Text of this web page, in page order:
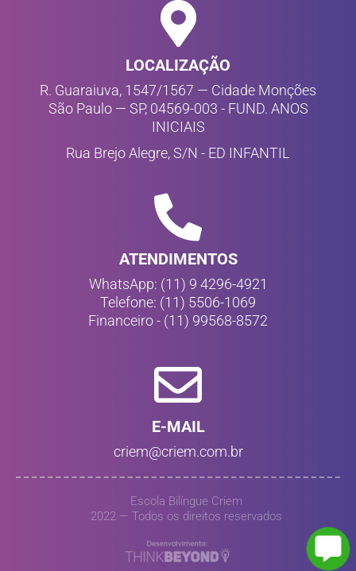
LOCALIZAÇÃO
R. Guaraiuva, 1547/1567 — Cidade Monções
São Paulo — SP, 04569-003 - FUND. ANOS
INICIAIS
Rua Brejo Alegre, S/N - ED INFANTIL
ATENDIMENTOS
WhatsApp: (11) 9 4296-4921
Telefone: (11) 5506-1069
Financeiro - (11) 99568-8572
E-MAIL
criem@criem.com.br
Escola Bilíngue Criem
2022 — Todos os direitos reservados